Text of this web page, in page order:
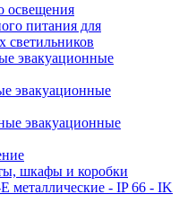
освещения
питания для
светильников
эвакуационные
эвакуационные
эвакуационные
шкафы и коробки
металлические - IP 66 - IK